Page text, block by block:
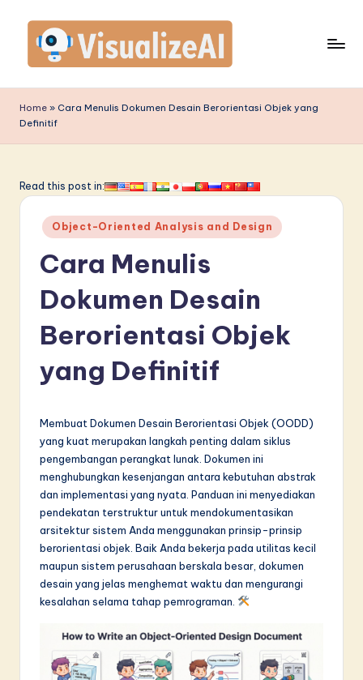
content
is
u
li
A
d
si
L
Home » Cara Menulis Dokumen Desain Berorientasi Objek yang
Definitif
Read this post in:
Posted
in
Object-Oriented Analysis and Design
Cara Menulis
Dokumen Desain
Berorientasi Objek
yang Definitif
Membuat Dokumen Desain Berorientasi Objek (OODD)
yang kuat merupakan langkah penting dalam siklus
pengembangan perangkat lunak. Dokumen ini
menghubungkan kesenjangan antara kebutuhan abstrak
dan implementasi yang nyata. Panduan ini menyediakan
pendekatan terstruktur untuk mendokumentasikan
arsitektur sistem Anda menggunakan prinsip-prinsip
berorientasi objek. Baik Anda bekerja pada utilitas kecil
maupun sistem perusahaan berskala besar, dokumen
desain yang jelas menghemat waktu dan mengurangi
kesalahan selama tahap pemrograman.